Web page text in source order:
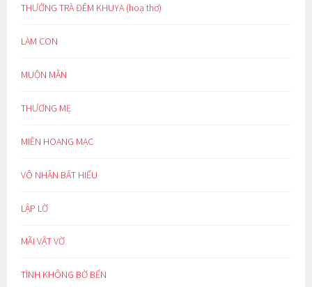
THƯỞNG TRÀ ĐÊM KHUYA (hoạ thơ)
LÀM CON
MUỘN MẰN
THƯƠNG MẸ
MIỀN HOANG MẠC
VÔ NHÂN BẤT HIẾU
LẬP LỜ
MÃI VẬT VỜ
TÌNH KHÔNG BỜ BẾN